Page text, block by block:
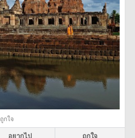
ถูกใจ
อยากไป ถูกใจ